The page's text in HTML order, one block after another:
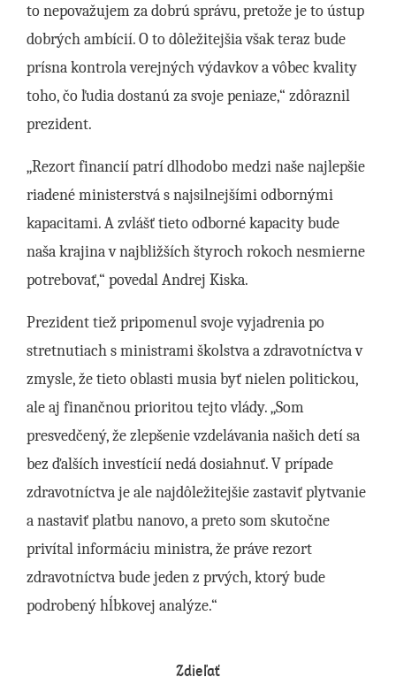
to nepovažujem za dobrú správu, pretože je to ústup
dobrých ambícií. O to dôležitejšia však teraz bude
prísna kontrola verejných výdavkov a vôbec kvality
toho, čo ľudia dostanú za svoje peniaze,“ zdôraznil
prezident.
„Rezort financií patrí dlhodobo medzi naše najlepšie
riadené ministerstvá s najsilnejšími odbornými
kapacitami. A zvlášť tieto odborné kapacity bude
naša krajina v najbližších štyroch rokoch nesmierne
potrebovať,“ povedal Andrej Kiska.
Prezident tiež pripomenul svoje vyjadrenia po
stretnutiach s ministrami školstva a zdravotníctva v
zmysle, že tieto oblasti musia byť nielen politickou,
ale aj finančnou prioritou tejto vlády. „Som
presvedčený, že zlepšenie vzdelávania našich detí sa
bez ďalších investícií nedá dosiahnuť. V prípade
zdravotníctva je ale najdôležitejšie zastaviť plytvanie
a nastaviť platbu nanovo, a preto som skutočne
privítal informáciu ministra, že práve rezort
zdravotníctva bude jeden z prvých, ktorý bude
podrobený hĺbkovej analýze.“
Zdieľať